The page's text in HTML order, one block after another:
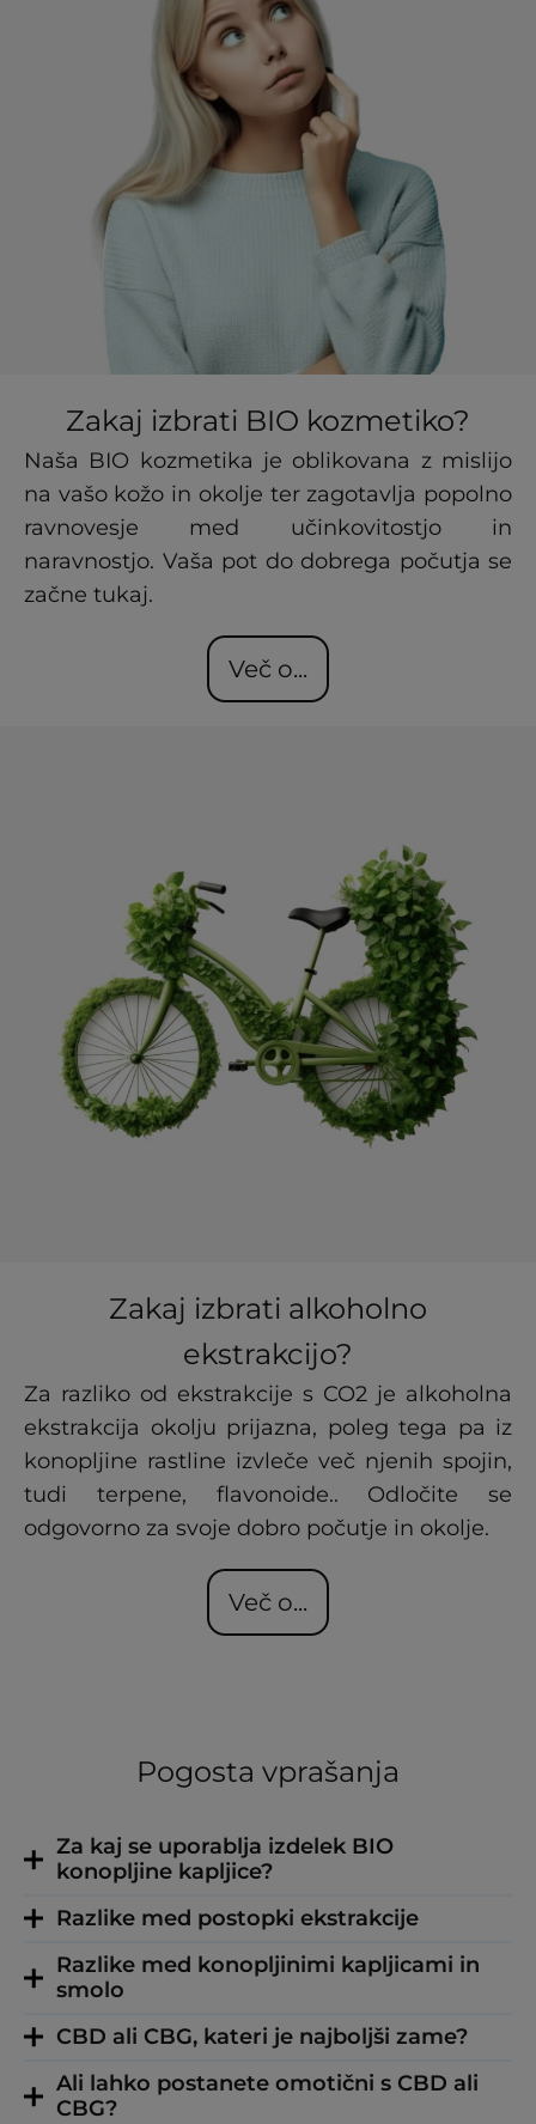
Zakaj izbrati BIO kozmetiko?
Naša BIO kozmetika je oblikovana z mislijo
na vašo kožo in okolje ter zagotavlja popolno
ravnovesje med učinkovitostjo in
naravnostjo. Vaša pot do dobrega počutja se
začne tukaj.
Več o...
Zakaj izbrati alkoholno
ekstrakcijo?
Za razliko od ekstrakcije s CO2 je alkoholna
ekstrakcija okolju prijazna, poleg tega pa iz
konopljine rastline izvleče več njenih spojin,
tudi terpene, flavonoide.. Odločite se
odgovorno za svoje dobro počutje in okolje.
Več o...
Pogosta vprašanja
Za kaj se uporablja izdelek BIO
konopljine kapljice?
Razlike med postopki ekstrakcije
Razlike med konopljinimi kapljicami in
smolo
CBD ali CBG, kateri je najboljši zame?
Ali lahko postanete omotični s CBD ali
CBG?